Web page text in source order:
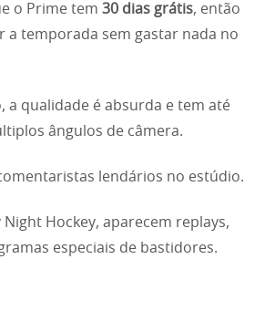
o Prime tem 30 dias grátis, então
a temporada sem gastar nada no
a qualidade é absurda e tem até
ângulos de câmera.
lendários no estúdio.
Hockey, aparecem replays,
especiais de bastidores.